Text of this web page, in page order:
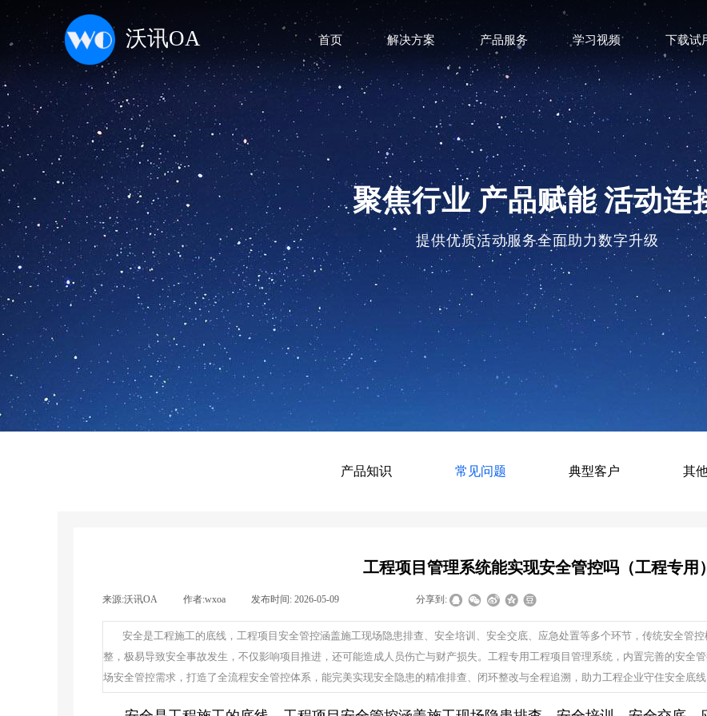
聚焦行业 产品赋能 活动连
首页 解决方案 产品服务 学习视频 下载试
沃讯OA
提供优质活动服务全面助力数字升级
产品知识 常见问题 典型客户 其
工程项目管理系统能实现安全管控吗（工程专用）
来源:沃讯OA 作者:wxoa 发布时间: 2026-05-09 分享到:
安全是工程施工的底线，工程项目安全管控涵盖施工现场隐患排查、安全培训、安全交底、应急处置等多个环节，传统安全管
整，极易导致安全事故发生，不仅影响项目推进，还可能造成人员伤亡与财产损失。工程专用工程项目管理系统，内置完善的安全
场安全管控需求，打造了全流程安全管控体系，能完美实现安全隐患的精准排查、闭环整改与全程追溯，助力工程企业守住安全底线